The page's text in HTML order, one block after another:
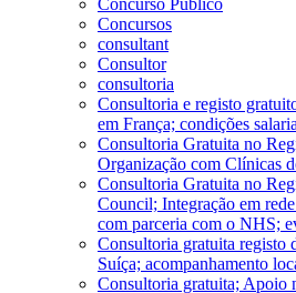
Concursos
consultant
Consultor
consultoria
Consultoria e registo
em França; condições
Consultoria Gratuita no
Organização com Clínicas
Consultoria Gratuita no
Council; Integração em
com parceria com o NHS;
Consultoria gratuita registo
Suíça; acompanhamento
Consultoria gratuita; Apoio